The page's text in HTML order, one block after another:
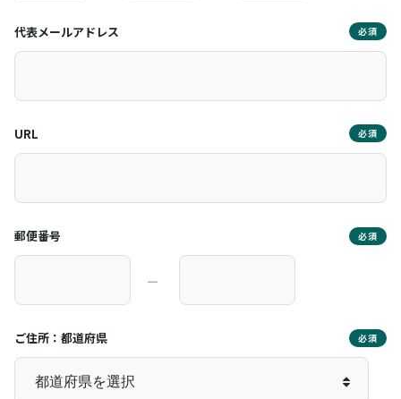
代表メールアドレス 必須
URL 必須
郵便番号 必須
―
ご住所：都道府県 必須